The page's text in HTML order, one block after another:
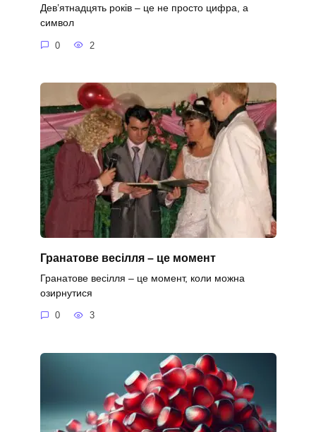
Дев’ятнадцять років – це не просто цифра, а
символ
0 2
Гранатове весілля – це момент
Гранатове весілля – це момент, коли можна
озирнутися
0 3